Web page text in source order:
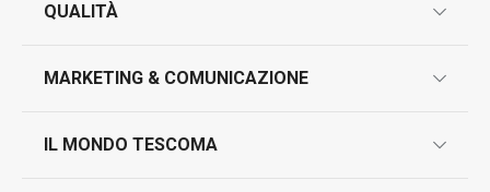
contatti
QUALITÀ
test sui prodotti
MARKETING & COMUNICAZIONE
IL MONDO TESCOMA